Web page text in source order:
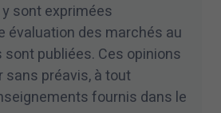
sont exprimées
évaluation des marchés au
publiées. Ces opinions
sans préavis, à tout
fournis dans le